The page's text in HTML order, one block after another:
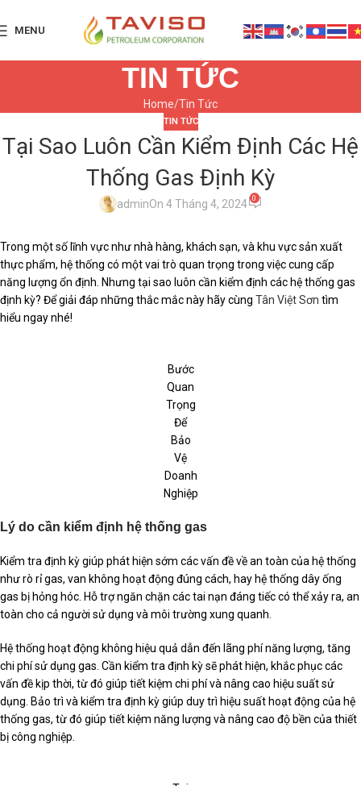
MENU
TIN TỨC
Home Tin Tức
TIN TỨC
Tại Sao Luôn Cần Kiểm Định Các Hệ
Thống Gas Định Kỳ
adminOn 4 Tháng 4, 2024 0
Trong một số lĩnh vực như nhà hàng, khách sạn, và khu vực sản xuất
thực phẩm, hệ thống có một vai trò quan trọng trong việc cung cấp
năng lượng ổn định. Nhưng tại sao luôn cần kiểm định các hệ thống gas
định kỳ? Để giải đáp những thắc mắc này hãy cùng Tân Việt Sơn tìm
hiểu ngay nhé!
Bước
Quan
Trọng
Để
Bảo
Vệ
Doanh
Nghiệp
Lý do cần kiểm định hệ thống gas
Kiểm tra định kỳ giúp phát hiện sớm các vấn đề về an toàn của hệ thống
như rò rỉ gas, van không hoạt động đúng cách, hay hệ thống dây ống
gas bị hỏng hóc. Hỗ trợ ngăn chặn các tai nạn đáng tiếc có thể xảy ra, an
toàn cho cả người sử dụng và môi trường xung quanh.
Hệ thống hoạt động không hiệu quả dẫn đến lãng phí năng lượng, tăng
chi phí sử dụng gas. Cần kiểm tra định kỳ sẽ phát hiện, khắc phục các
vấn đề kịp thời, từ đó giúp tiết kiệm chi phí và nâng cao hiệu suất sử
dụng. Bảo trì và kiểm tra định kỳ giúp duy trì hiệu suất hoạt động của hệ
thống gas, từ đó giúp tiết kiệm năng lượng và nâng cao độ bền của thiết
bị công nghiệp.